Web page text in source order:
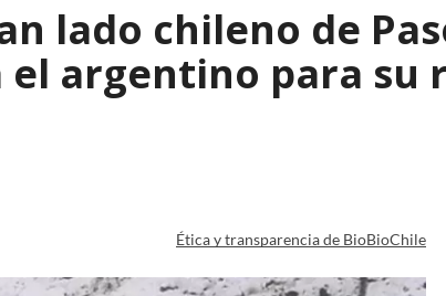
lado chileno de
argentino para su
Ética y transparencia de BioBioChile